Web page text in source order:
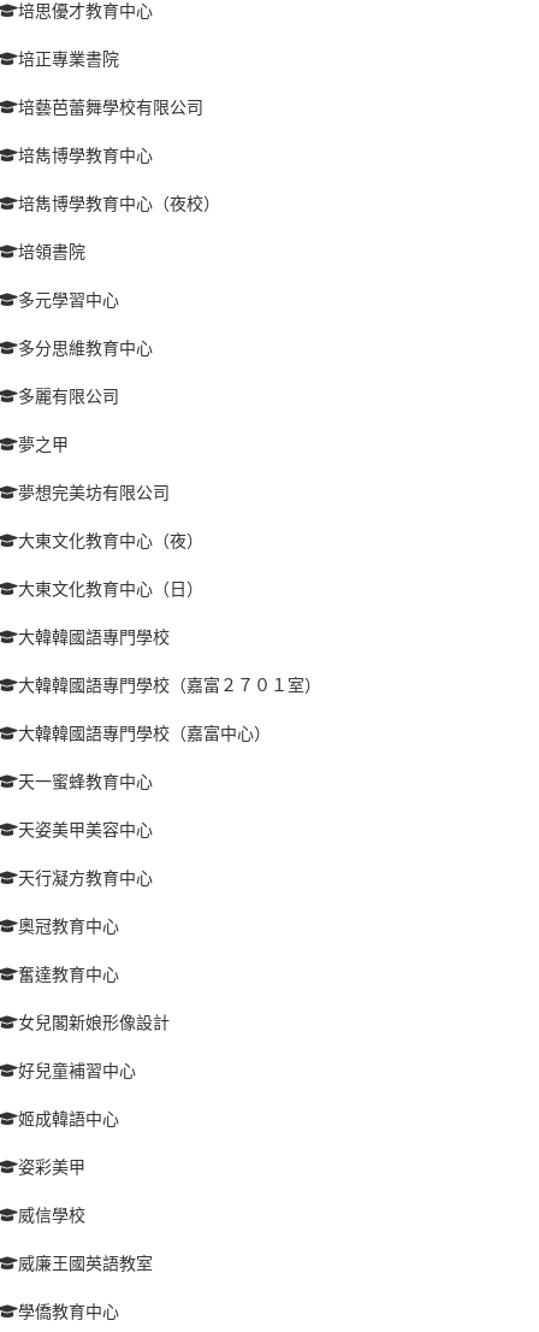
培思優才教育中心
培正專業書院
培藝芭蕾舞學校有限公司
培雋博學教育中心
培雋博學教育中心（夜校）
培領書院
多元學習中心
多分思維教育中心
多麗有限公司
夢之甲
夢想完美坊有限公司
大東文化教育中心（夜）
大東文化教育中心（日）
大韓韓國語專門學校
大韓韓國語專門學校（嘉富２７０１室）
大韓韓國語專門學校（嘉富中心）
天一蜜蜂教育中心
天姿美甲美容中心
天行凝方教育中心
奧冠教育中心
奮達教育中心
女兒閣新娘形像設計
好兒童補習中心
姬成韓語中心
姿彩美甲
威信學校
威廉王國英語教室
學僑教育中心